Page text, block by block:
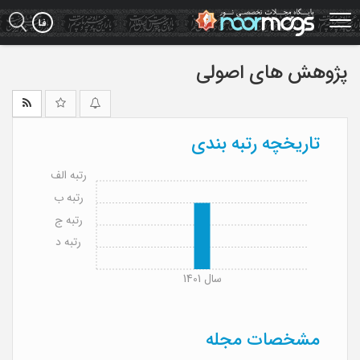
Skip
to
main
پژوهش های اصولی
تاریخچه رتبه بندی
سال 1401
رتبه د
رتبه ج
رتبه ب
رتبه الف
مشخصات مجله